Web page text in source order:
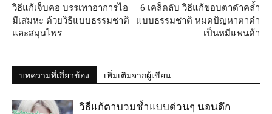
วิธีแก้เจ็บคอ บรรเทาอาการไอ
มีเสมหะ ด้วยวิธีแบบธรรมชาติ
และสมุนไพร
6 เคล็ดลับ วิธีแก้ขอบตาดำคล้ำ
แบบธรรมชาติ หมดปัญหาตาดำ
เป็นหมีแพนด้า
บทความที่เกี่ยวข้อง เพิ่มเติมจากผู้เขียน
วิธีแก้ตาบวมช้ำแบบด่วนๆ นอนดึก